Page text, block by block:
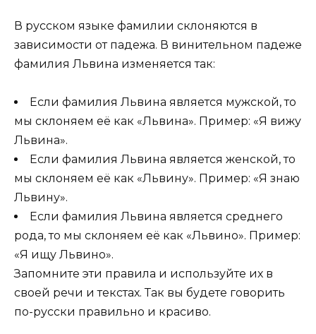
В русском языке фамилии склоняются в
зависимости от падежа. В винительном падеже
фамилия Львина изменяется так:
Если фамилия Львина является мужской, то
мы склоняем её как «Львина». Пример: «Я вижу
Львина».
Если фамилия Львина является женской, то
мы склоняем её как «Львину». Пример: «Я знаю
Львину».
Если фамилия Львина является среднего
рода, то мы склоняем её как «Львино». Пример:
«Я ищу Львино».
Запомните эти правила и используйте их в
своей речи и текстах. Так вы будете говорить
по-русски правильно и красиво.